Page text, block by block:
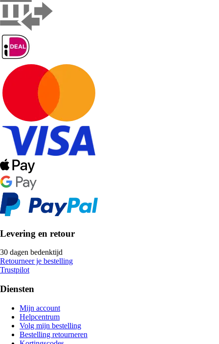
Levering en retour
30 dagen bedenktijd
Retourneer je bestelling
Trustpilot
Diensten
Mijn account
Helpcentrum
Volg mijn bestelling
Bestelling retourneren